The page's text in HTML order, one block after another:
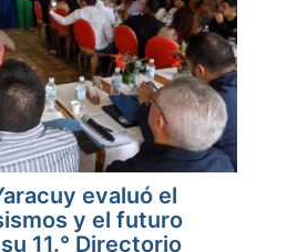
evaluó el
y el futuro
11.° Directorio